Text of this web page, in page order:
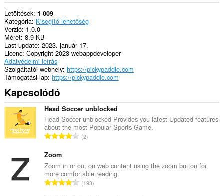
Letöltések 1 009
Kategória Kisegítő lehetőség
Verzió 1.0.0
Méret 8,9 KB
Last update 2023. január 17.
Licenc Copyright 2023 webappdeveloper
Adatvédelmi leírás
Szolgáltatói webhely https://pickypaddle.com
Támogatási lap https://pickypaddle.com
Kapcsolódó
Head Soccer unblocked
Head Soccer unblocked Provides you latest Updated features
about the most Popular Sports Game.
Ö
z
e
s
2
Zoom
Zoom in or out on web content using the zoom button for
more comfortable reading.
Ö193